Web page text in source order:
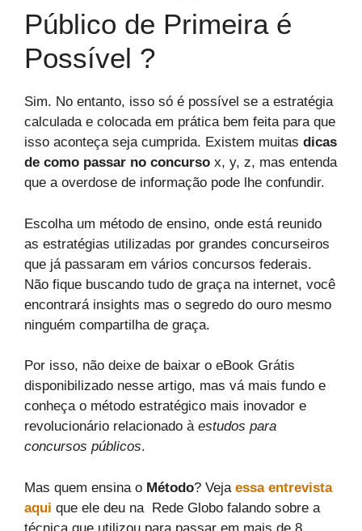
Público de Primeira é
Possível ?
Sim. No entanto, isso só é possível se a estratégia
calculada e colocada em prática bem feita para que
isso aconteça seja cumprida. Existem muitas dicas
de como passar no concurso x, y, z, mas entenda
que a overdose de informação pode lhe confundir.
Escolha um método de ensino, onde está reunido
as estratégias utilizadas por grandes concurseiros
que já passaram em vários concursos federais.
Não fique buscando tudo de graça na internet, você
encontrará insights mas o segredo do ouro mesmo
ninguém compartilha de graça.
Por isso, não deixe de baixar o eBook Grátis
disponibilizado nesse artigo, mas vá mais fundo e
conheça o método estratégico mais inovador e
revolucionário relacionado à estudos para
concursos públicos.
Mas quem ensina o Método? Veja essa entrevista
aqui que ele deu na Rede Globo falando sobre a
técnica que utilizou para passar em mais de 8